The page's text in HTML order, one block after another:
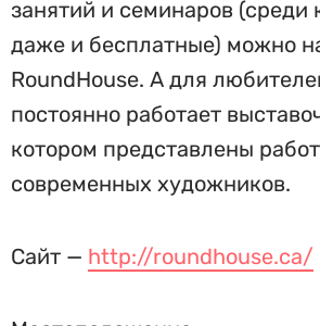
занятий и семинаров (среди
даже и бесплатные) можно
RoundHouse. А для
постоянно работает
котором представлены
современных художников.
Cайт — http://roundhouse.ca/